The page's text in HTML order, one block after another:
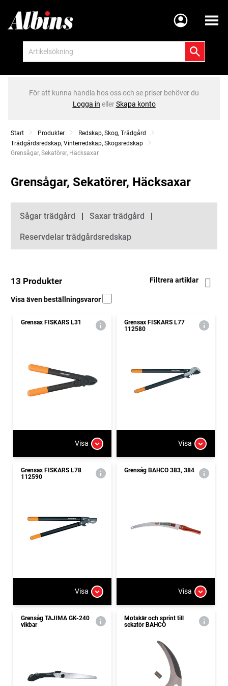
Meny
För att kunna handla hos oss och se priser behöver du
Logga in ellerSkapa konto
Start Produkter
Redskap, Skog, Trädgård
Trädgårdsredskap, Vinterredskap, Skogsredskap
Current:
Grensågar, Sekatörer, Häcksaxar
Grensågar, Sekatörer, Häcksaxar
Kategorier
Sågar trädgård Saxar trädgård
Reservdelar trädgårdsredskap
13 Produkter Filtrera artiklar
Visa även beställningsvaror
Grensax FISKARS L31
Visa
Grensax FISKARS L77
112580
Visa
Grensax FISKARS L78
112590
Visa
Grensåg BAHCO 383, 384
Visa
Grensåg TAJIMA GK-240
vikbar
Motskär och sprint till
sekatör BAHCO